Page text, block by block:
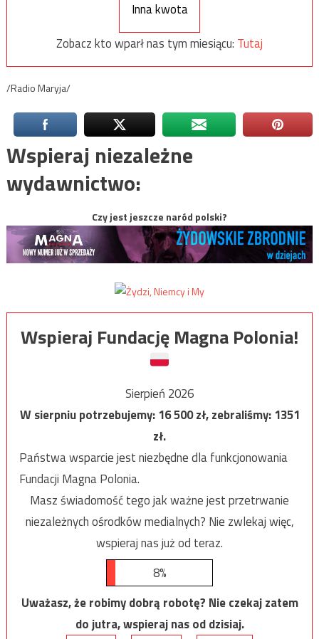
Inna kwota
Zobacz kto wparł nas tym miesiącu: Tutaj
/Radio Maryja/
Wspieraj niezależne
wydawnictwo:
Czy jest jeszcze naród polski?
Wspieraj Fundację Magna Polonia!
Sierpień 2026
W sierpniu potrzebujemy:16 500zł, zebraliśmy:1351
zł.
Państwa wsparcie jest niezbędne dla funkcjonowania
Fundacji Magna Polonia.
Masz świadomość tego jak ważne jest przetrwanie
niezależnych ośrodków medialnych? Nie zwlekaj więc,
wspieraj nas już od teraz.
8%
Uważasz, że robimy dobrą robotę? Nie czekaj zatem
do jutra, wspieraj nas od dzisiaj.